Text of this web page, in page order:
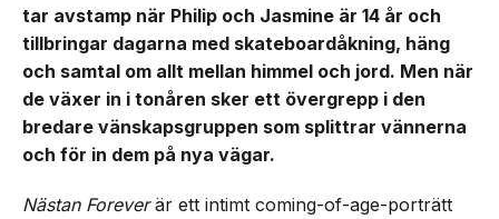
tar avstamp när Philip och Jasmine är 14 år och
tillbringar dagarna med skateboardåkning, häng
och samtal om allt mellan himmel och jord. Men när
de växer in i tonåren sker ett övergrepp i den
bredare vänskapsgruppen som splittrar vännerna
och för in dem på nya vägar.
Nästan Foreverär ett intimt coming-of-age-porträtt